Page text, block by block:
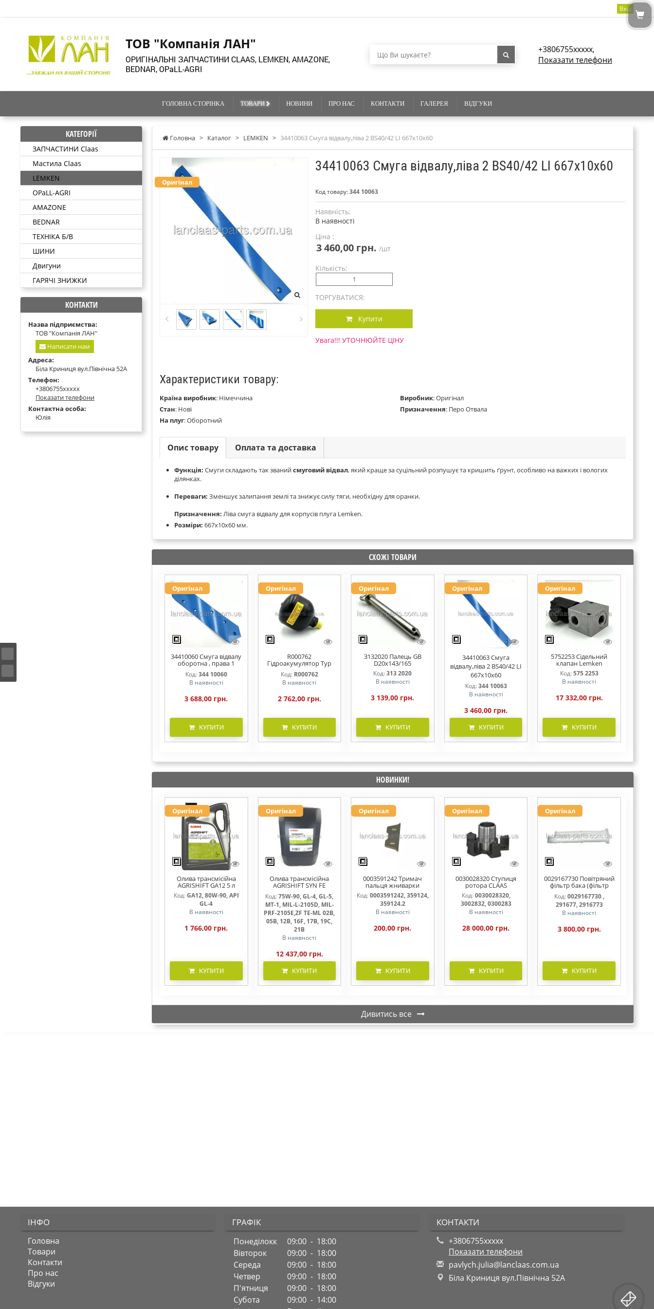
Вхід
ТОВ "Компанія ЛАН"
ОРИГІНАЛЬНІ ЗАПЧАСТИНИ CLAAS, LEMKEN, AMAZONE,
BEDNAR, OPaLL-AGRI
+3806755xxxxx,
Показати телефони
ГОЛОВНА СТОРІНКА ТОВАРИ НОВИНИ ПРО НАС КОНТАКТИ ГАЛЕРЕЯ ВІДГУКИ
Головна > Каталог > LEMKEN > 34410063 Смуга відвалу,ліва 2 BS40/42 LI 667x10x60
34410063 Смуга відвалу,ліва 2 BS40/42 LI 667x10x60
Код товару:344 10063
Оригінал
Наявність:
В наявності
Ціна :
3 460,00 грн. /шт
Кількість:
ТОРГУВАТИСЯ:
Купити
Увага!!! УТОЧНЮЙТЕ ЦІНУ
Характеристики товару:
Країна виробник: Німеччина Виробник:Оригінал
Стан: Нові Призначення: Перо Отвала
На плуг:Оборотний
Опис товару Оплата та доставка
Функція: Смуги складають так званийсмуговий відвал, який краще за суцільний розпушує та кришить ґрунт, особливо на важких і вологих
ділянках.
Переваги: Зменшує залипання землі та знижує силу тяги, необхідну для оранки.
Призначення: Ліва смуга відвалу для корпусів плуга Lemken.
Розміри: 667x10x60 мм.
СХОЖІ ТОВАРИ
Оригінал
34410060 Смуга відвалу
оборотна , права 1
BS/W RE 561x10x120
Код:344 10060
В наявності
3 688,00 грн.
КУПИТИ
Оригінал
R000762
Гідроакумулятор Typ
0,32l 210-080bar G3/8ZL,
Примус, Лемкен
Код: R000762
В наявності
2 762,00 грн.
КУПИТИ
Оригінал
3132020 Палець GB
D20x143/165
Код: 313 2020
В наявності
3 139,00 грн.
КУПИТИ
Оригінал
34410063 Смуга
відвалу,ліва 2 BS40/42 LI
667x10x60
Код: 344 10063
В наявності
3 460,00 грн.
КУПИТИ
Оригінал
5752253 Сідельний
клапан Lemken
Код:575 2253
В наявності
17 332,00 грн.
КУПИТИ
НОВИНКИ!
Оригінал
Олива трансмісійна
AGRISHIFT GA12 5 л
Код:GA12, 80W-90, API
GL-4
В наявності
1 766,00 грн.
КУПИТИ
Оригінал
Олива трансмісійна
AGRISHIFT SYN FE
75W90 20л
Код:75W-90, GL-4, GL-5,
MT-1, MIL-L-2105D, MIL-
PRF-2105E,ZF TE-ML 02B,
05B, 12B, 16F, 17B, 19C,
21B
В наявності
12 437,00 грн.
КУПИТИ
Оригінал
0003591242 Тримач
пальця жниварки
Код:0003591242, 359124,
359124.2
В наявності
200,00 грн.
КУПИТИ
Оригінал
0030028320 Ступиця
ротора CLAAS
Код: 0030028320,
3002832, 0300283
В наявності
28 000,00 грн.
КУПИТИ
Оригінал
0029167730 Повітряний
фільтр бака (фільтр
AdBlue)
Код:0029167730 ,
291677, 2916773
В наявності
3 800,00 грн.
КУПИТИ
Дивитись все
КАТЕГОРІЇ
ЗАПЧАСТИНИ Claas
Мастила Claas
LEMKEN
OPaLL-AGRI
AMAZONE
BEDNAR
ТЕХНІКА Б/В
ШИНИ
Двигуни
ГАРЯЧІ ЗНИЖКИ
КОНТАКТИ
Назва підприємства:
ТОВ "Компанія ЛАН"
Написати нам
Адреса:
Біла Криниця вул.Північна 52А
Телефон:
+3806755xxxxx
Показати телефони
Контактна особа:
Юлія
ІНФО
Головна
Товари
Контакти
Про нас
Відгуки
ГРАФІК
Понеділокк
09:00 - 18:00
Вівторок
09:00 - 18:00
Середа
09:00 - 18:00
Четвер
09:00 - 18:00
П'ятниця
09:00 - 18:00
Субота
09:00 - 14:00
КОНТАКТИ
+3806755xxxxx
Показати телефони
pavlych.julia@lanclaas.com.ua
Біла Криниця вул.Північна 52А